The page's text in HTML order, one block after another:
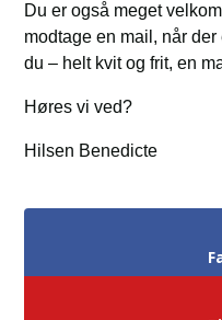
Du er også meget
modtage en mail, når
du – helt kvit og frit, en
Høres vi ved?
Hilsen Benedicte